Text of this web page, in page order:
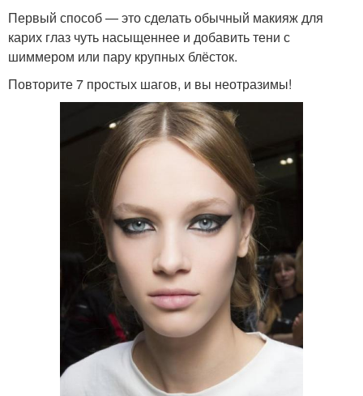
Первый способ — это сделать обычный макияж для
карих глаз чуть насыщеннее и добавить тени с
шиммером или пару крупных блёсток.
Повторите 7 простых шагов, и вы неотразимы!